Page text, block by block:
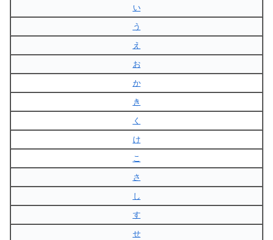
い
う
え
お
か
き
く
け
こ
さ
し
す
せ